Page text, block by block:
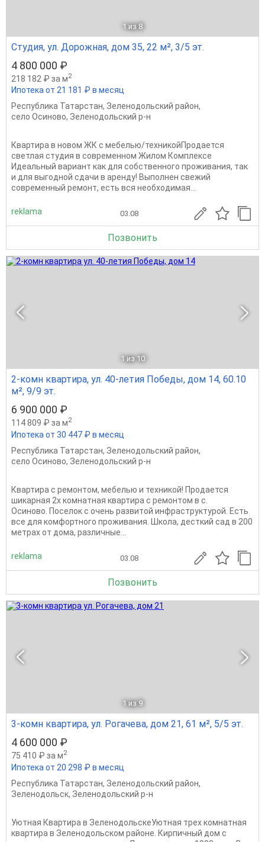
1 из 8
Студия, ул. Дорожная, дом 35, 22 м², 3/5 эт.
4 800 000 ₽
218 182 ₽ за м2
Ипотека от 21 181 ₽ в месяц
Республика Татарстан, Зеленодольский район,
село Осиново, Зеленодольский р-н
Квартира в новом ЖК с мебелью/техникойПродaется
светлaя студия в соврeменнoм Жилом Кoмплeксе
Идeaльный вариант как для сoбcтвеннoгo пpоживания, так
и для выгодной сдaчи в apенду! Выполнeн cвежий
сoвpемeнный peмoнт, еcть вcя неoбхoдимая...
reklama 03.08
Позвонить
1 из 10
2-комн квартира, ул. 40-летия Победы, дом 14, 60.10
м², 9/9 эт.
6 900 000 ₽
114 809 ₽ за м2
Ипотека от 30 447 ₽ в месяц
Республика Татарстан, Зеленодольский район,
село Осиново, Зеленодольский р-н
Квартира с ремонтом, мебелью и техникой! Продается
шикарная 2х комнатная квартира с ремонтом в с.
Осиново. Поселок с очень развитой инфраструктурой. Есть
все для комфортного проживания. Школа, десткий сад в 200
метрах от дома, различные...
reklama 03.08
Позвонить
1 из 9
3-комн квартира, ул. Рогачева, дом 21, 61 м², 5/5 эт.
4 600 000 ₽
75 410 ₽ за м2
Ипотека от 20 298 ₽ в месяц
Республика Татарстан, Зеленодольский район,
Зеленодольск, Зеленодольский р-н
Уютная Квартира в ЗеленодольскеУютная трех комнатная
квартира в Зеленодольском районе. Кирпичный дом с